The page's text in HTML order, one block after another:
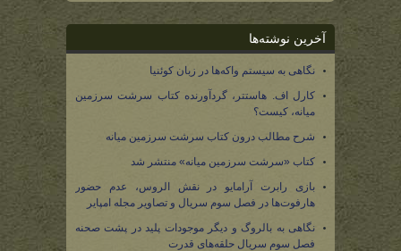
آخرین نوشته‌ها
نگاهی به سیستم واکه‌ها در زبان کوئنیا
کارل اف. هاستتر، گردآورنده کتاب سرشت سرزمین
میانه، کیست؟
شرح مطالب درون کتاب سرشت سرزمین میانه
کتاب «سرشت سرزمین میانه» منتشر شد
بازی رابرت آرامایو در نقش الروس، عدم حضور
هارفوت‌ها در فصل سوم سریال و تصاویر مجله امپایر
نگاهی به بالروگ و دیگر موجودات پلید در پشت صحنه
فصل سوم سریال حلقه‌های قدرت